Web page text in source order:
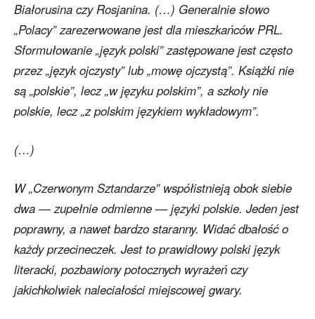
Białorusina czy Rosjanina. (…) Generalnie słowo
„Polacy” zarezerwowane jest dla mieszkańców PRL.
Sformułowanie „język polski” zastępowane jest często
przez „język ojczysty” lub „mowę ojczystą”. Książki nie
są „polskie”, lecz „w języku polskim”, a szkoły nie
polskie, lecz „z polskim językiem wykładowym”.
(…)
W „Czerwonym Sztandarze” współistnieją obok siebie
dwa — zupełnie odmienne — języki polskie. Jeden jest
poprawny, a nawet bardzo staranny. Widać dbałość o
każdy przecineczek. Jest to prawidłowy polski język
literacki, pozbawiony potocznych wyrażeń czy
jakichkolwiek naleciałości miejscowej gwary.